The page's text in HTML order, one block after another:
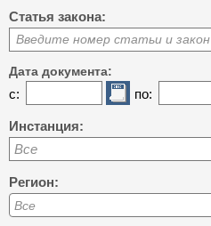
Статья закона:
Введите номер статьи и закон
Дата документа:
с: по:
Инстанция:
Все
Регион: